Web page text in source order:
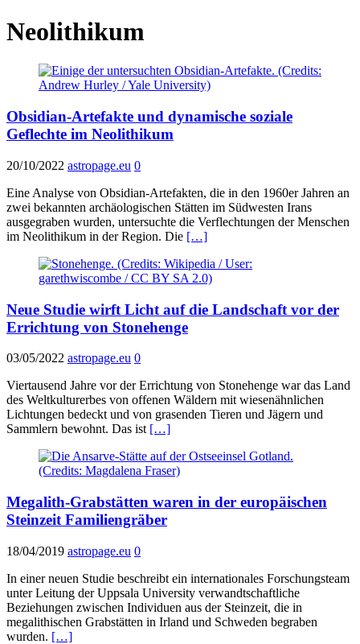
Neolithikum
Obsidian-Artefakte und dynamische soziale
Geflechte im Neolithikum
20/10/2022 astropage.eu 0
Eine Analyse von Obsidian-Artefakten, die in den 1960er Jahren an
zwei bekannten archäologischen Stätten im Südwesten Irans
ausgegraben wurden, untersuchte die Verflechtungen der Menschen
im Neolithikum in der Region. Die […]
Neue Studie wirft Licht auf die Landschaft vor der
Errichtung von Stonehenge
03/05/2022 astropage.eu 0
Viertausend Jahre vor der Errichtung von Stonehenge war das Land
des Weltkulturerbes von offenen Wäldern mit wiesenähnlichen
Lichtungen bedeckt und von grasenden Tieren und Jägern und
Sammlern bewohnt. Das ist […]
Megalith-Grabstätten waren in der europäischen
Steinzeit Familiengräber
18/04/2019 astropage.eu 0
In einer neuen Studie beschreibt ein internationales Forschungsteam
unter Leitung der Uppsala University verwandtschaftliche
Beziehungen zwischen Individuen aus der Steinzeit, die in
megalithischen Grabstätten in Irland und Schweden begraben
wurden. […]